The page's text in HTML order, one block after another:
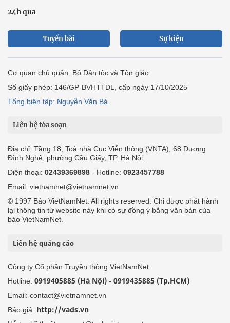
24h qua
Tuyến bài Sự kiện
Cơ quan chủ quản: Bộ Dân tộc và Tôn giáo
Số giấy phép: 146/GP-BVHTTDL, cấp ngày 17/10/2025
Tổng biên tập: Nguyễn Văn Bá
Liên hệ tòa soạn
Địa chỉ: Tầng 18, Toà nhà Cục Viễn thông (VNTA), 68 Dương
Đình Nghệ, phường Cầu Giấy, TP. Hà Nội.
Điện thoại: 02439369898 - Hotline: 0923457788
Email: vietnamnet@vietnamnet.vn
© 1997 Báo VietNamNet. All rights reserved. Chỉ được phát hành
lại thông tin từ website này khi có sự đồng ý bằng văn bản của
báo VietNamNet.
Liên hệ quảng cáo
Công ty Cổ phần Truyền thông VietNamNet
Hotline: 0919405885 (Hà Nội) - 0919435885 (Tp.HCM)
Email: contact@vietnamnet.vn
Báo giá: http://vads.vn